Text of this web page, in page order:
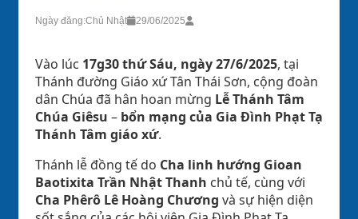
Ngày đăng:Chủ Nhật 29/06/2025
Vào lúc 17g30 thứ Sáu, ngày 27/6/2025, tại
Thánh đường Giáo xứ Tân Thái Sơn, cộng đoàn
dân Chúa đã hân hoan mừng Lễ Thánh Tâm
Chúa Giêsu – bổn mạng của Gia Đình Phạt Tạ
Thánh Tâm giáo xứ.
Thánh lễ đồng tế do Cha linh hướng Gioan
Baotixita Trần Nhật Thanh chủ tế, cùng với
Cha Phêrô Lê Hoàng Chương và sự hiện diện